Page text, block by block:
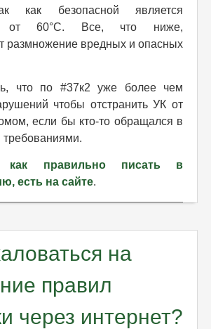
как безопасной является
от 60°C. Все, что ниже,
размножение вредных и опасных
что по #37к2 уже более чем
чтобы отстранить УК от
если бы кто-то обращался в
как правильно писать в
есть на сайте.
на
правил
через интернет?